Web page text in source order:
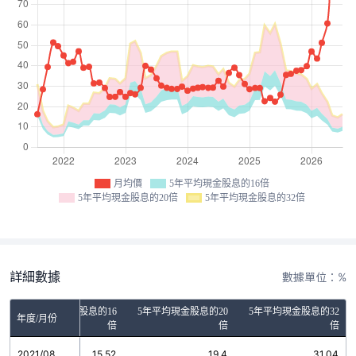
月均價
5年平均現金股息的16倍
5年平均現金股息的20倍
5年平均現金股息的32倍
詳細數據 數據單位：%
年度/月份
5年平均現金股息的16
倍
5年平均現金股息的20
倍
5年平均現金股息的32
倍